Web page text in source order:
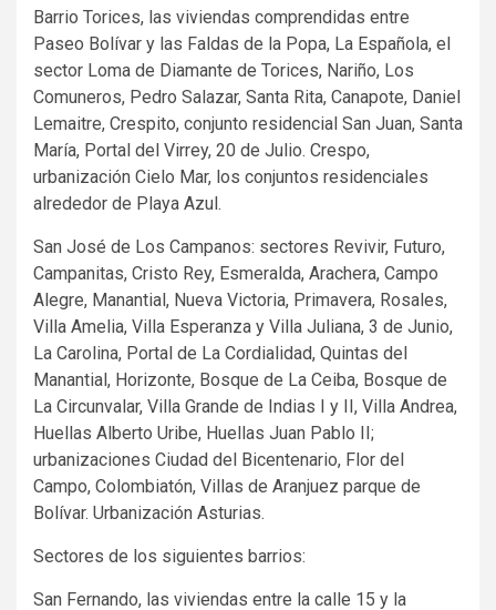
Barrio Torices, las viviendas comprendidas entre
Paseo Bolívar y las Faldas de la Popa, La Española, el
sector Loma de Diamante de Torices, Nariño, Los
Comuneros, Pedro Salazar, Santa Rita, Canapote, Daniel
Lemaitre, Crespito, conjunto residencial San Juan, Santa
María, Portal del Virrey, 20 de Julio. Crespo,
urbanización Cielo Mar, los conjuntos residenciales
alrededor de Playa Azul.
San José de Los Campanos: sectores Revivir, Futuro,
Campanitas, Cristo Rey, Esmeralda, Arachera, Campo
Alegre, Manantial, Nueva Victoria, Primavera, Rosales,
Villa Amelia, Villa Esperanza y Villa Juliana, 3 de Junio,
La Carolina, Portal de La Cordialidad, Quintas del
Manantial, Horizonte, Bosque de La Ceiba, Bosque de
La Circunvalar, Villa Grande de Indias I y II, Villa Andrea,
Huellas Alberto Uribe, Huellas Juan Pablo II;
urbanizaciones Ciudad del Bicentenario, Flor del
Campo, Colombiatón, Villas de Aranjuez parque de
Bolívar. Urbanización Asturias.
Sectores de los siguientes barrios:
San Fernando, las viviendas entre la calle 15 y la